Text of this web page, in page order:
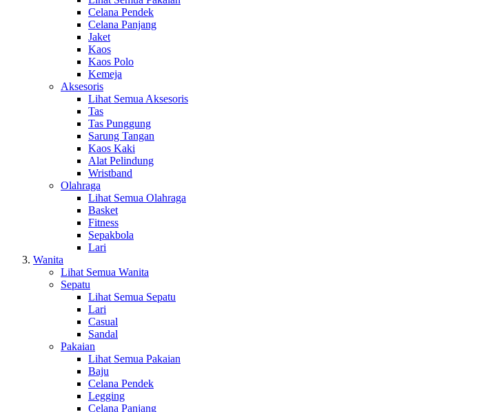
Celana Pendek
Celana Panjang
Jaket
Kaos
Kaos Polo
Kemeja
Aksesoris
Lihat Semua Aksesoris
Tas
Tas Punggung
Sarung Tangan
Kaos Kaki
Alat Pelindung
Wristband
Olahraga
Lihat Semua Olahraga
Basket
Fitness
Sepakbola
Lari
Wanita
Lihat Semua Wanita
Sepatu
Lihat Semua Sepatu
Lari
Casual
Sandal
Pakaian
Lihat Semua Pakaian
Baju
Celana Pendek
Legging
Celana Panjang